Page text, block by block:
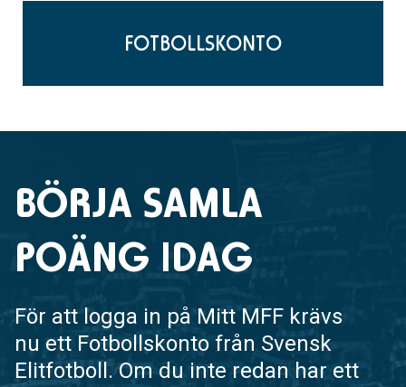
FOTBOLLSKONTO
BÖRJA SAMLA
POÄNG IDAG
För att logga in på Mitt MFF krävs
nu ett Fotbollskonto från Svensk
Elitfotboll. Om du inte redan har ett